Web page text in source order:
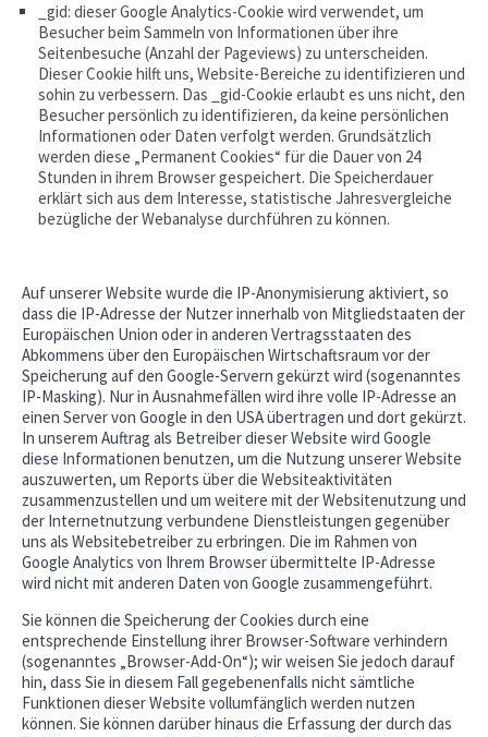
_gid: dieser Google Analytics-Cookie wird verwendet, um
Besucher beim Sammeln von Informationen über ihre
Seitenbesuche (Anzahl der Pageviews) zu unterscheiden.
Dieser Cookie hilft uns, Website-Bereiche zu identifizieren und
sohin zu verbessern. Das _gid-Cookie erlaubt es uns nicht, den
Besucher persönlich zu identifizieren, da keine persönlichen
Informationen oder Daten verfolgt werden. Grundsätzlich
werden diese „Permanent Cookies“ für die Dauer von 24
Stunden in ihrem Browser gespeichert. Die Speicherdauer
erklärt sich aus dem Interesse, statistische Jahresvergleiche
bezügliche der Webanalyse durchführen zu können.
Auf unserer Website wurde die IP-Anonymisierung aktiviert, so
dass die IP-Adresse der Nutzer innerhalb von Mitgliedstaaten der
Europäischen Union oder in anderen Vertragsstaaten des
Abkommens über den Europäischen Wirtschaftsraum vor der
Speicherung auf den Google-Servern gekürzt wird (sogenanntes
IP-Masking). Nur in Ausnahmefällen wird ihre volle IP-Adresse an
einen Server von Google in den USA übertragen und dort gekürzt.
In unserem Auftrag als Betreiber dieser Website wird Google
diese Informationen benutzen, um die Nutzung unserer Website
auszuwerten, um Reports über die Websiteaktivitäten
zusammenzustellen und um weitere mit der Websitenutzung und
der Internetnutzung verbundene Dienstleistungen gegenüber
uns als Websitebetreiber zu erbringen. Die im Rahmen von
Google Analytics von Ihrem Browser übermittelte IP-Adresse
wird nicht mit anderen Daten von Google zusammengeführt.
Sie können die Speicherung der Cookies durch eine
entsprechende Einstellung ihrer Browser-Software verhindern
(sogenanntes „Browser-Add-On“); wir weisen Sie jedoch darauf
hin, dass Sie in diesem Fall gegebenenfalls nicht sämtliche
Funktionen dieser Website vollumfänglich werden nutzen
können. Sie können darüber hinaus die Erfassung der durch das